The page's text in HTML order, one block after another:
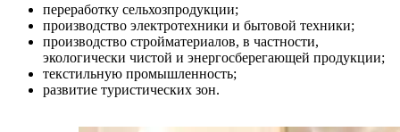
переработку сельхозпродукции;
производство электротехники и бытовой техники;
производство стройматериалов, в частности,
экологически чистой и энергосберегающей продукции;
текстильную промышленность;
развитие туристических зон.